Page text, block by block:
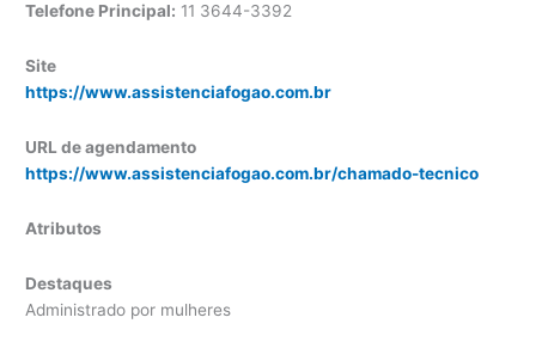
Telefone Principal: 11 3644-3392
Site
https://www.assistenciafogao.com.br
URL de agendamento
https://www.assistenciafogao.com.br/chamado-tecnico
Atributos
Destaques
Administrado por mulheres